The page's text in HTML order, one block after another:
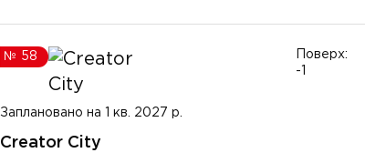
№ 58
Заплановано на 1 кв. 2027 р.
Creator City
Поверх:
-1